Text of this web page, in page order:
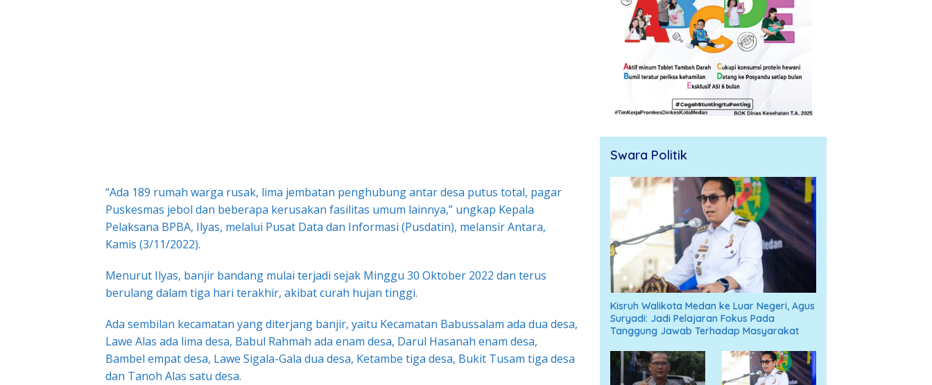
“Ada 189 rumah warga rusak, lima jembatan penghubung antar desa putus total, pagar
Puskesmas jebol dan beberapa kerusakan fasilitas umum lainnya,” ungkap Kepala
Pelaksana BPBA, Ilyas, melalui Pusat Data dan Informasi (Pusdatin), melansir Antara,
Kamis (3/11/2022).
Menurut Ilyas, banjir bandang mulai terjadi sejak Minggu 30 Oktober 2022 dan terus
berulang dalam tiga hari terakhir, akibat curah hujan tinggi.
Ada sembilan kecamatan yang diterjang banjir, yaitu Kecamatan Babussalam ada dua desa,
Lawe Alas ada lima desa, Babul Rahmah ada enam desa, Darul Hasanah enam desa,
Bambel empat desa, Lawe Sigala-Gala dua desa, Ketambe tiga desa, Bukit Tusam tiga desa
dan Tanoh Alas satu desa.
Swara Politik
Kisruh Walikota Medan ke Luar Negeri, Agus
Suryadi: Jadi Pelajaran Fokus Pada
Tanggung Jawab Terhadap Masyarakat